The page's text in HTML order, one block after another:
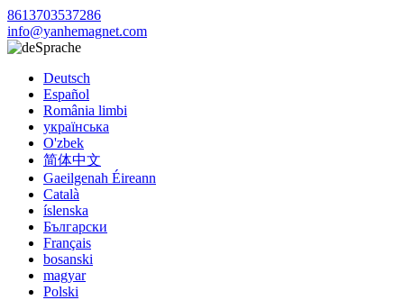
8613703537286
info@yanhemagnet.com
Sprache
Deutsch
Español
România limbi
українська
O'zbek
简体中文
Gaeilgenah Éireann
Català
íslenska
Български
Français
bosanski
magyar
Polski